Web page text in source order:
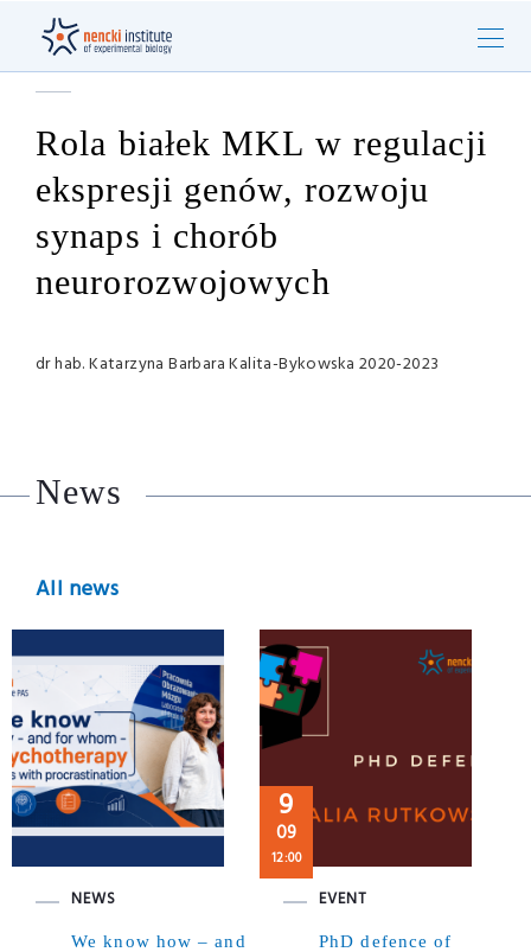
Rola białek MKL w regulacji
ekspresji genów, rozwoju
synaps i chorób
neurorozwojowych
dr hab. Katarzyna Barbara Kalita-Bykowska 2020-2023
News
All news
NEWS
We know how – and
9
09
12:00
EVENT
PhD defence of